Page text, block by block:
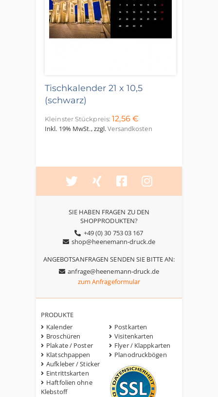
Tischkalender 21 x 10,5
(schwarz)
Kleinster Stückpreis: 12,56 €
Inkl. 19% MwSt.,zzgl.Versandkosten
SIE HABEN FRAGEN ZU DEN
SHOPPRODUKTEN?
+49 (0) 30 753 03 167
shop@heenemann-druck.de
ANGEBOTSANFRAGEN SENDEN SIE BITTE AN:
anfrage@heenemann-druck.de
zum Anfrageformular
PRODUKTE
Kalender
Broschüren
Plakate / Poster
Klatschpappen
Aufkleber / Sticker
Eintrittskarten
Haftfolien ohne
Klebstoff
Postkarten
Visitenkarten
Flyer / Klappkarten
Planodruckbögen